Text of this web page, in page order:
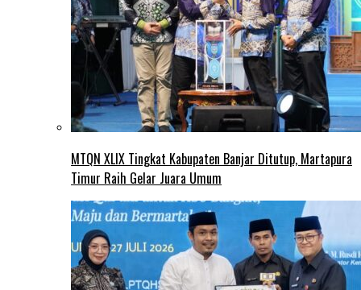
MTQN XLIX Tingkat Kabupaten Banjar Ditutup, Martapura
Timur Raih Gelar Juara Umum